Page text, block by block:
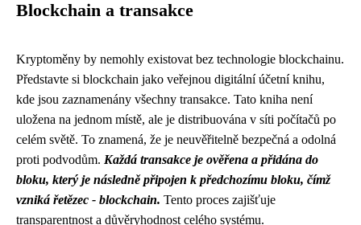
Blockchain a transakce
Kryptoměny by nemohly existovat bez technologie blockchainu.
Představte si blockchain jako veřejnou digitální účetní knihu,
kde jsou zaznamenány všechny transakce. Tato kniha není
uložena na jednom místě, ale je distribuována v síti počítačů po
celém světě. To znamená, že je neuvěřitelně bezpečná a odolná
proti podvodům. Každá transakce je ověřena a přidána do
bloku, který je následně připojen k předchozímu bloku, čímž
vzniká řetězec - blockchain. Tento proces zajišťuje
transparentnost a důvěryhodnost celého systému.